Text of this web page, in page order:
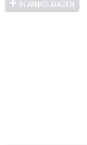
IN WINKELWAGEN